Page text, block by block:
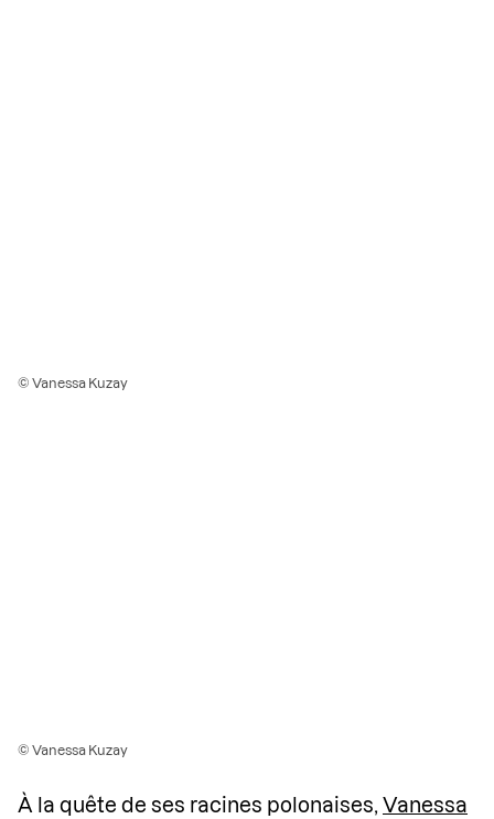
© Vanessa Kuzay
© Vanessa Kuzay
À la quête de ses racines polonaises, Vanessa